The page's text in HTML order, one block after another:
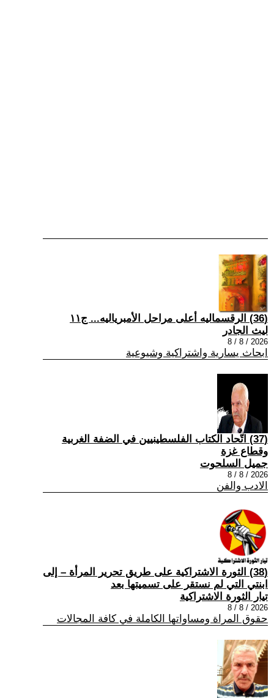
(36) الرقسماليه أعلى مراحل الأمبرياليه... ج١١
ليث الجادر
2026 / 8 / 8
ابحاث يسارية واشتراكية وشيوعية
(37) اتّحاد الكتاب الفلسطينيين في الضفة الغربية
وقطاع غزة
جميل السلحوت
2026 / 8 / 8
الادب والفن
(38) الثورة الاشتراكية على طريق تحرير المرأة – إلى
ابنتي التي لم نستقر على تسميتها بعد
تيار الثورة الاشتراكية
2026 / 8 / 8
حقوق المراة ومساواتها الكاملة في كافة المجالات